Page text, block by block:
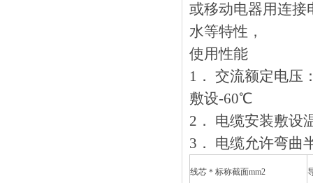
或移动电器用连接电
水等特性，
使用性能
1． 交流额定电压
敷设-60℃
2． 电缆安装敷设
3． 电缆允许弯曲
线芯＊标称截面mm2